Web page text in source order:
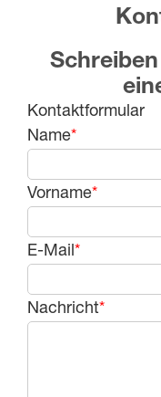
Kontaktformular
Name*
Vorname*
E-Mail*
Nachricht*